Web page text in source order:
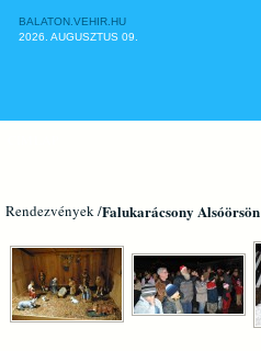
BALATON.VEHIR.HU
2026. AUGUSZTUS 09.
Rendezvények /Falukarácsony Alsóörsön